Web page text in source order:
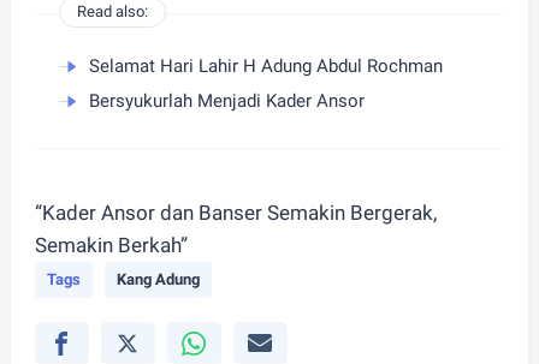
Read also:
Selamat Hari Lahir H Adung Abdul Rochman
Bersyukurlah Menjadi Kader Ansor
“Kader Ansor dan Banser Semakin Bergerak,
Semakin Berkah”
Tags Kang Adung